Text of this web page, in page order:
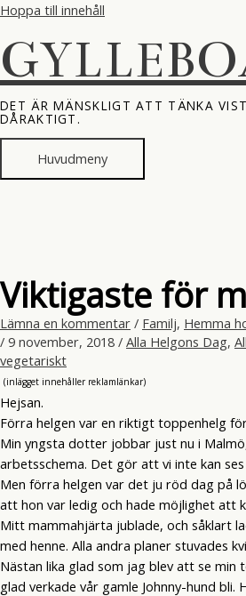
Hoppa till innehåll
DET ÄR MÄNSKLIGT ATT TÄNKA
DÅRAKTIGT.
Huvudmeny
Viktigaste för
Lämna en kommentar / Familj, Hemma
/ 9 november, 2018 / Alla Helgons Dag,
vegetariskt
(inlägget innehåller reklamlänkar)
Hejsan.
Förra helgen var en riktigt toppenhelg
Min yngsta dotter jobbar just nu i
arbetsschema. Det gör att vi inte kan
Men förra helgen var det ju röd dag på
att hon var ledig och hade möjlighet att
Mitt mammahjärta jublade, och såklart
med henne. Alla andra planer stuvades
Nästan lika glad som jag blev att se min
glad verkade vår gamle Johnny-hund bli.